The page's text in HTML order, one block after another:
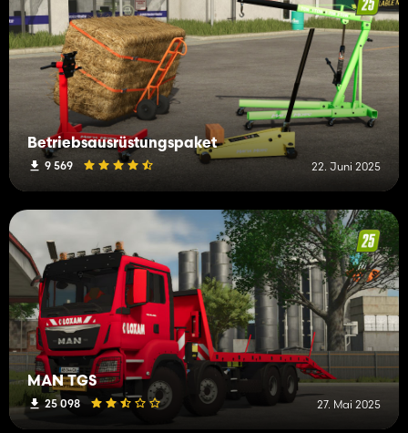
Betriebsausrüstungspaket
9 569 22. Juni 2025
MAN TGS
25 098 27. Mai 2025